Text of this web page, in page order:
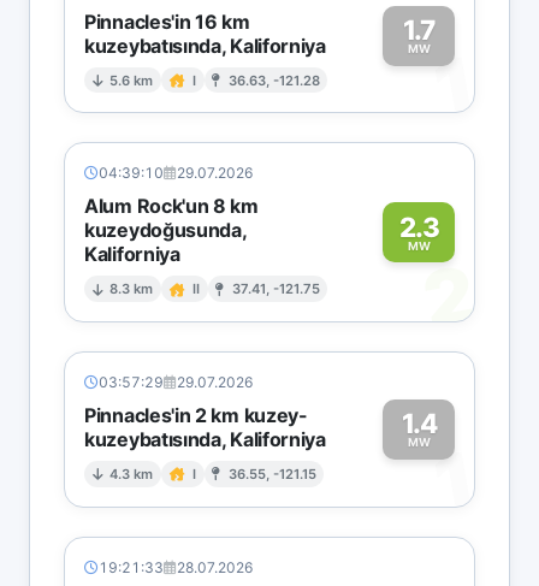
Pinnacles'in 16 km
kuzeybatısında, Kaliforniya
5.6 km I 36.63, -121.28
1.7
MW1
04:39:10 29.07.2026
Alum Rock'un 8 km
kuzeydoğusunda,
Kaliforniya
8.3 km II 37.41, -121.75
2.3
MW
2
03:57:29 29.07.2026
Pinnacles'in 2 km kuzey-
kuzeybatısında, Kaliforniya
4.3 km I 36.55, -121.15
1.4
MW1
19:21:33 28.07.2026